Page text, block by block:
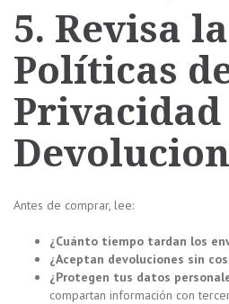
5. Revisa
Políticas
Privacidad
Antes de comprar, lee:
¿Cuánto tiempo tardan los
¿Aceptan devoluciones sin
¿Protegen tus datos
compartan información con